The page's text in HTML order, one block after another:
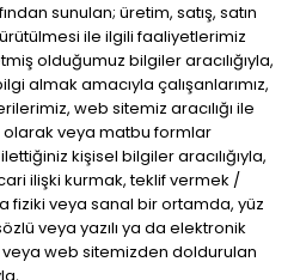
sunulan; üretim, satış, satın
ile ilgili faaliyetlerimiz
olduğumuz bilgiler aracılığıyla,
almak amacıyla çalışanlarımız,
web sitemiz aracılığı ile
olarak veya matbu formlar
ilettiğiniz kişisel bilgiler aracılığıyla,
ilişki kurmak, teklif vermek /
fiziki veya sanal bir ortamda, yüz
veya yazılı ya da elektronik
web sitemizden doldurulan